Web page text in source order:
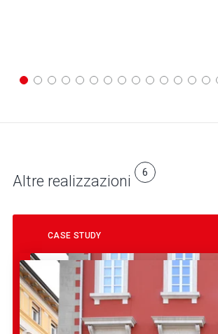
Altre realizzazioni 6
CASE STUDY